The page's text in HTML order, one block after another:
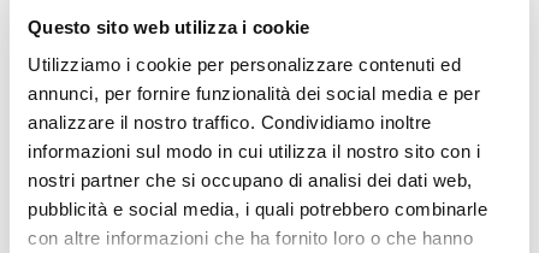
Questo sito web utilizza i cookie
Utilizziamo i cookie per personalizzare contenuti ed
annunci, per fornire funzionalità dei social media e per
analizzare il nostro traffico. Condividiamo inoltre
informazioni sul modo in cui utilizza il nostro sito con i
nostri partner che si occupano di analisi dei dati web,
pubblicità e social media, i quali potrebbero combinarle
con altre informazioni che ha fornito loro o che hanno
Pays
Téléphone